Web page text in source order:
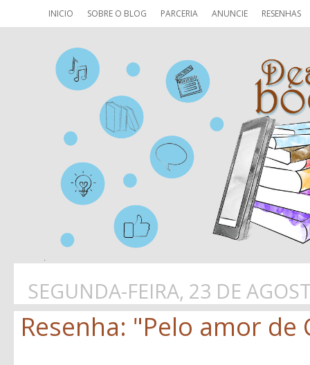
INICIO SOBRE O BLOG PARCERIA ANUNCIE RESENHAS
SEGUNDA-FEIRA, 23 DE
Resenha: "Pelo amor de